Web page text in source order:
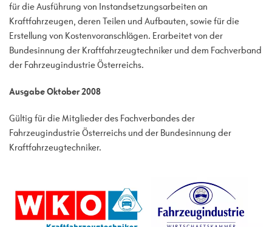
für die Ausführung von Instandsetzungsarbeiten an
Kraftfahrzeugen, deren Teilen und Aufbauten, sowie für die
Erstellung von Kostenvoranschlägen. Erarbeitet von der
Bundesinnung der Kraftfahrzeugtechniker und dem Fachverband
der Fahrzeugindustrie Österreichs.
Ausgabe Oktober 2008
Gültig für die Mitglieder des Fachverbandes der
Fahrzeugindustrie Österreichs und der Bundesinnung der
Kraftfahrzeugtechniker.